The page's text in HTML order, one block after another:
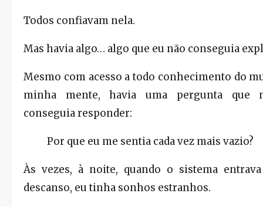
Todos confiavam nela.
Mas havia algo… algo que eu não conseguia
Mesmo com acesso a todo conhecimento do
minha mente, havia uma pergunta que
conseguia responder:
Por que eu me sentia cada vez mais vazio?
Às vezes, à noite, quando o sistema
descanso, eu tinha sonhos estranhos.